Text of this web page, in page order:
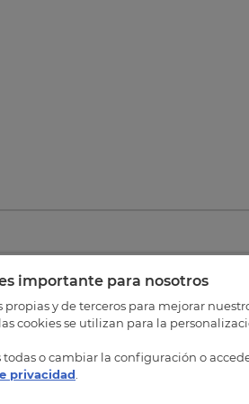
importante para nosotros
propias y de terceros para mejorar
cookies se utilizan para la
todas o cambiar la configuración o
privacidad